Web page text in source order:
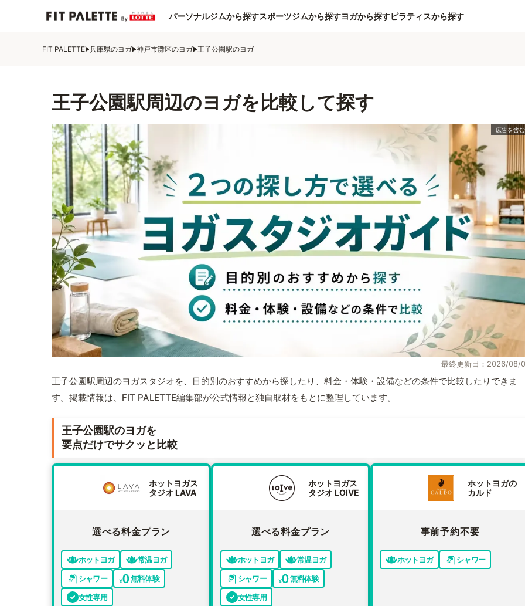
パーソナルジムから探すスポーツジムから探すヨガから探すピラティスから探す
FIT PALETTE 兵庫県のヨガ 神戸市灘区のヨガ 王子公園駅のヨガ
王子公園駅周辺のヨガを比較して探す
最終更新日：2026/08/
王子公園駅周辺のヨガスタジオを、目的別のおすすめから探したり、料金・体験・設備などの条件で比較したりできま
す。掲載情報は、FIT PALETTE編集部が公式情報と独自取材をもとに整理しています。
王子公園駅のヨガを
要点だけでサクッと比較
ホットヨガス
タジオ LAVA
選べる料金プラン
ホットヨガ
常温ヨガ
シャワー
無料体験
女性専用
ホットヨガス
タジオ LOIVE
選べる料金プラン
ホットヨガ
常温ヨガ
シャワー
無料体験
女性専用
ホットヨガの
カルド
事前予約不要
ホットヨガ シャワー